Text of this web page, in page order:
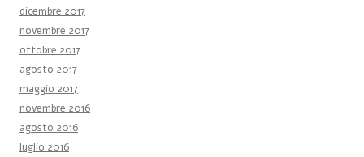
dicembre 2017
novembre 2017
ottobre 2017
agosto 2017
maggio 2017
novembre 2016
agosto 2016
luglio 2016